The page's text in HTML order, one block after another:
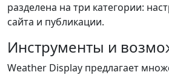
разделена на три категории:
сайта и публикации.
Инструменты и
Weather Display предлагает